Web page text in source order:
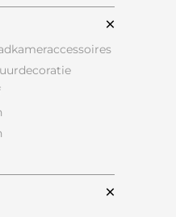
en dekens